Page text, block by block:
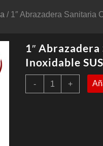
/ 1″ Abrazadera Sanitaria
1″
Inoxidable
-
Abrazadera
+